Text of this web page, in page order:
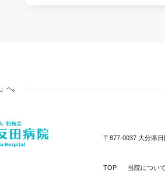
へ。
〒877-0037 大分県
TOP 当院につい